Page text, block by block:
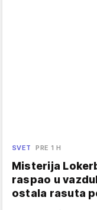
SVET PRE 1 H
Misterija
raspao u
ostala rasuta